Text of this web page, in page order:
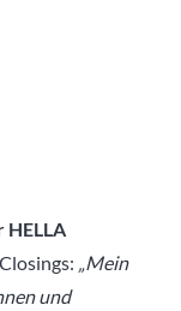
HELLA
„Mein
und